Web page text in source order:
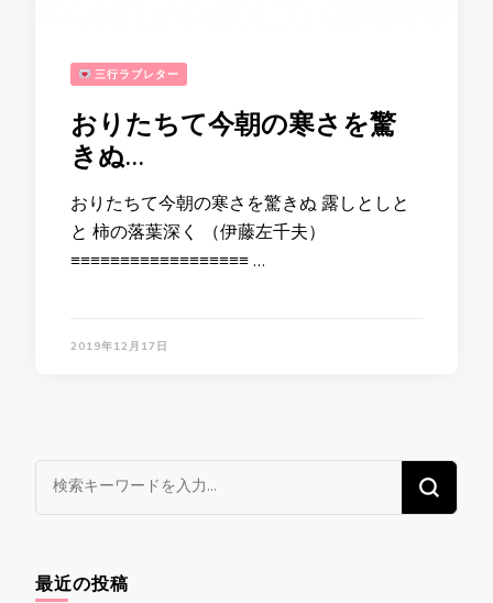
三行ラブレター
おりたちて今朝の寒さを驚
きぬ…
おりたちて今朝の寒さを驚きぬ 露しとしと
と 柿の落葉深く （伊藤左千夫）
≡≡≡≡≡≡≡≡≡≡≡≡≡≡≡≡≡≡ …
2019年12月17日
な
に
お
最近の投稿